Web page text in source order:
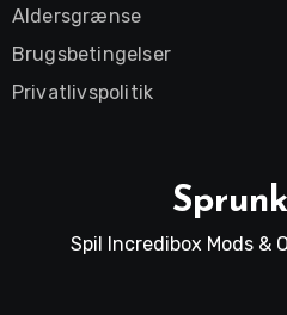
Aldersgrænse
Brugsbetingelser
Privatlivspolitik
Spil Incredibox Mods &